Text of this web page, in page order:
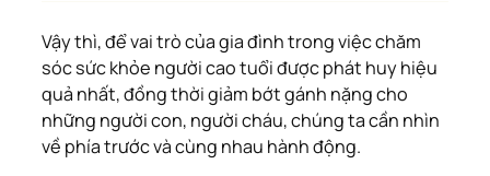
Vậy thì, để vai trò của gia đình trong việc chăm
sóc sức khỏe người cao tuổi được phát huy hiệu
quả nhất, đồng thời giảm bớt gánh nặng cho
những người con, người cháu, chúng ta cần nhìn
về phía trước và cùng nhau hành động.